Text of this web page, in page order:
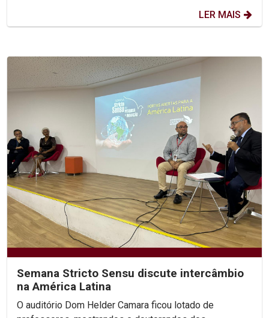
LER MAIS
Semana Stricto Sensu discute intercâmbio
na América Latina
O auditório Dom Helder Camara ficou lotado de